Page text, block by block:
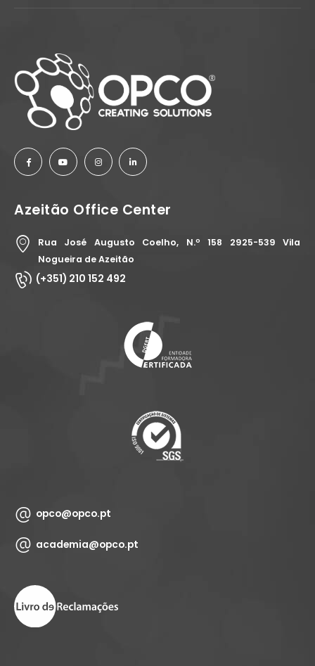
Azeitão Office Center
Rua José Augusto Coelho, N.º 158 2925-539 Vila
Nogueira de Azeitão
(+351) 210 152 492
opco@opco.pt
academia@opco.pt